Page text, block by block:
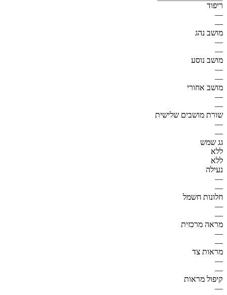
ריפוד
—
—
מושב נהג
—
—
מושב נוסע
—
—
מושב אחורי
—
—
שורת מושבים שלישית
—
—
גג שמש
ללא
ללא
נעילה
—
—
חלונות חשמל
—
—
מראה מרכזית
—
—
מראות צד
—
—
קיפול מראות
—